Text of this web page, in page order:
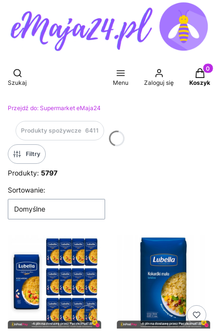
Otwórz wyszukiwarkę
Szukaj Menu Zaloguj się Koszyk
Przejdź do: Supermarket eMaja24
Produkty spożywcze 6411
Filtry
Produkty: 5797
Lista produktów
Sortowanie:
Domyślne